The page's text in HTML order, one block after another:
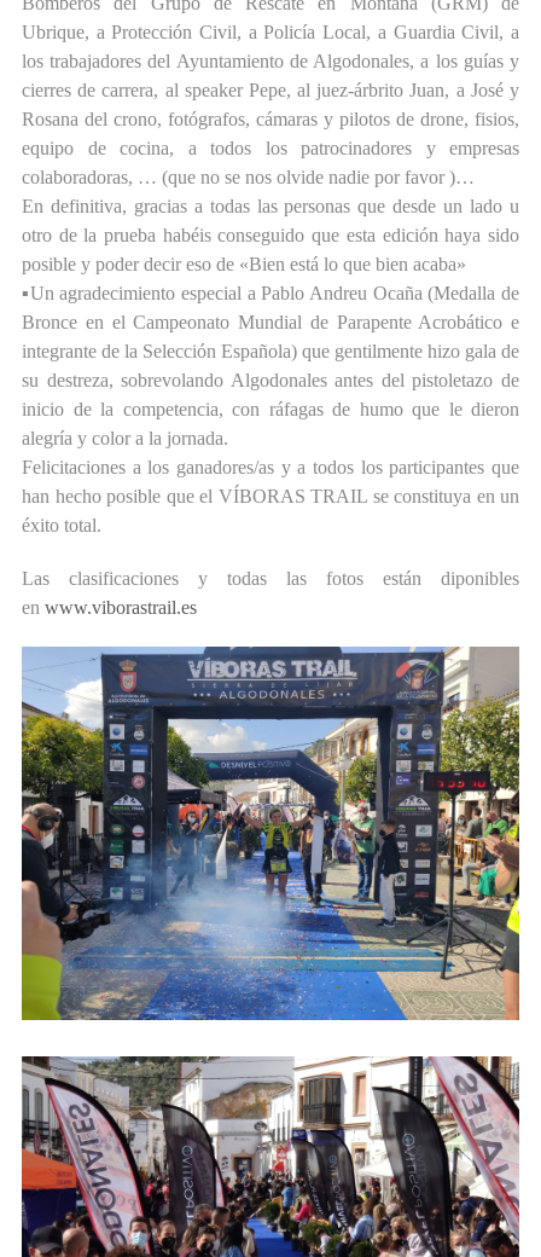
Ubrique, a Protección Civil, a Policía Local, a Guardia Civil, a
los trabajadores del Ayuntamiento de Algodonales, a los guías y
cierres de carrera, al speaker Pepe, al juez-árbrito Juan, a José y
Rosana del crono, fotógrafos, cámaras y pilotos de drone, fisios,
equipo de cocina, a todos los patrocinadores y empresas
colaboradoras, … (que no se nos olvide nadie por favor )…
En definitiva, gracias a todas las personas que desde un lado u
otro de la prueba habéis conseguido que esta edición haya sido
posible y poder decir eso de «Bien está lo que bien acaba»
▪Un agradecimiento especial a Pablo Andreu Ocaña (Medalla de
Bronce en el Campeonato Mundial de Parapente Acrobático e
integrante de la Selección Española) que gentilmente hizo gala de
su destreza, sobrevolando Algodonales antes del pistoletazo de
inicio de la competencia, con ráfagas de humo que le dieron
alegría y color a la jornada.
Felicitaciones a los ganadores/as y a todos los participantes que
han hecho posible que el VÍBORAS TRAIL se constituya en un
éxito total.
Las clasificaciones y todas las fotos están diponibles
en www.viborastrail.es